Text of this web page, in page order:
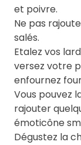
et poivre.
Ne pas
salés.
Etalez vos
versez votre
enfournez
Vous pouvez
rajouter
émoticône
Dégustez la